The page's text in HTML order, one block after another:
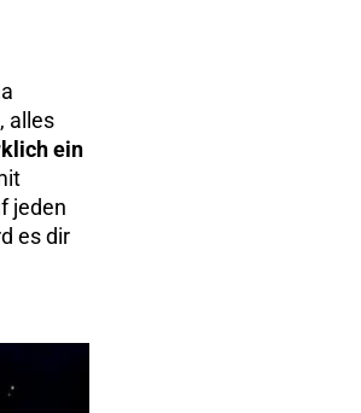
alles
ein
jeden
es dir